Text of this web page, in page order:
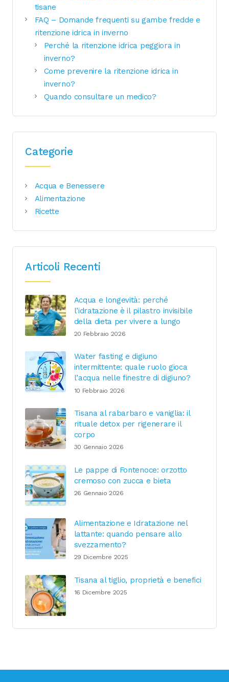
tisane
FAQ – Domande frequenti su gambe fredde e
ritenzione idrica in inverno
Perché la ritenzione idrica peggiora in
inverno?
Come prevenire la ritenzione idrica in
inverno?
Quando consultare un medico?
Categorie
Acqua e Benessere
Alimentazione
Ricette
Articoli Recenti
Acqua e longevità: perché
l’idratazione è il pilastro invisibile
della dieta per vivere a lungo
20 Febbraio 2026
Water fasting e digiuno
intermittente: quale ruolo gioca
l’acqua nelle finestre di digiuno?
10 Febbraio 2026
Tisana al rabarbaro e vaniglia: il
rituale detox per rigenerare il
corpo
30 Gennaio 2026
Le pappe di Fontenoce: orzotto
cremoso con zucca e bieta
26 Gennaio 2026
Alimentazione e Idratazione nel
lattante: quando pensare allo
svezzamento?
29 Dicembre 2025
Tisana al tiglio, proprietà e benefici
16 Dicembre 2025